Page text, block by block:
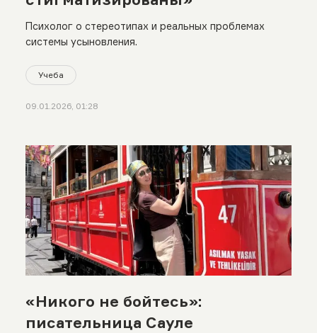
Психолог о стереотипах и реальных проблемах
системы усыновления.
Учеба
09.01.2026, 01:28
«Никого не бойтесь»:
писательница Сауле